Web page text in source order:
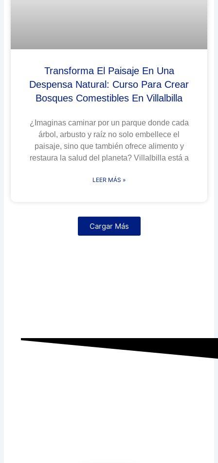
Transforma El Paisaje En Una
Despensa Natural: Curso Para Crear
Bosques Comestibles En Villalbilla
¿Imaginas caminar por un parque donde cada
árbol, arbusto y raíz no solo embellece el
paisaje, sino que también ofrece alimento y
restaura la salud del planeta? Villalbilla está a
LEER MÁS »
Cargar Más